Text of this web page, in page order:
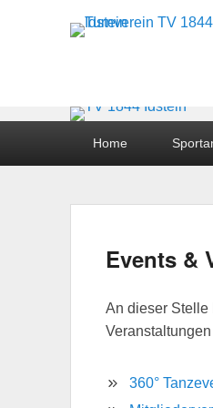
Home
Events &
An dieser Stelle
360°